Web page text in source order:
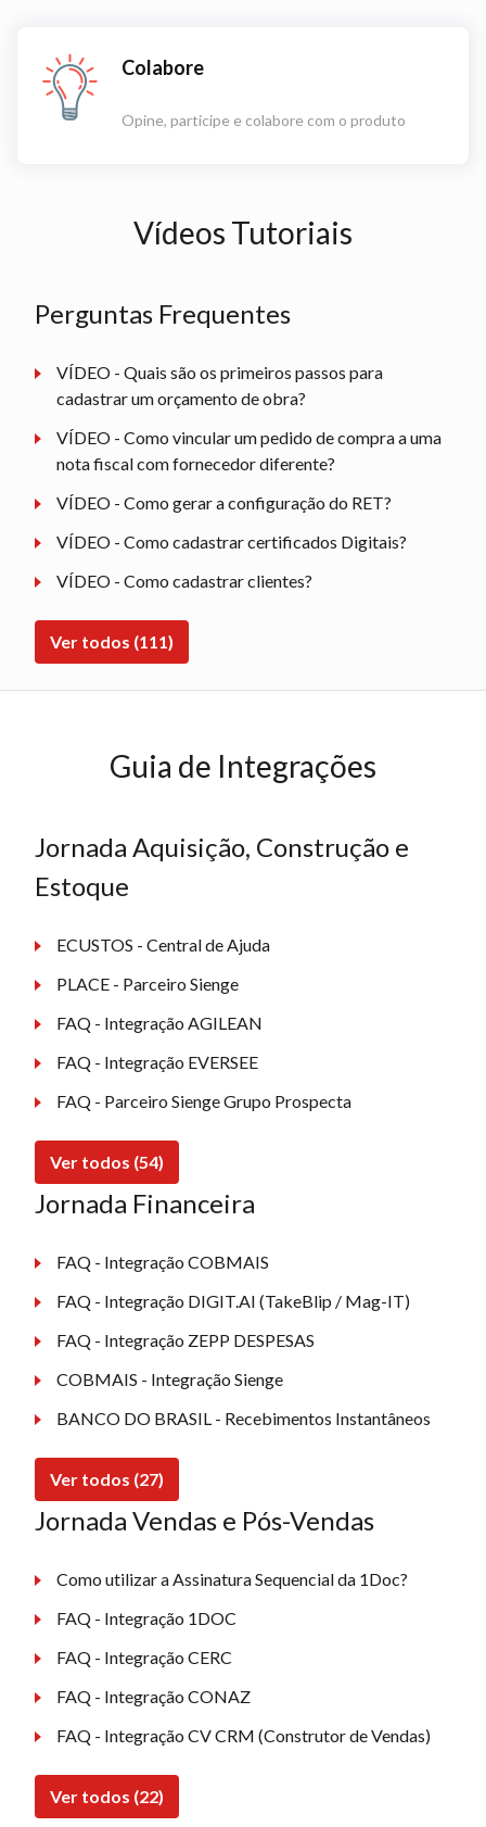
Colabore
Opine, participe e colabore com o produto
Vídeos Tutoriais
Perguntas Frequentes
VÍDEO - Quais são os primeiros passos para
cadastrar um orçamento de obra?
VÍDEO - Como vincular um pedido de compra a uma
nota fiscal com fornecedor diferente?
VÍDEO - Como gerar a configuração do RET?
VÍDEO - Como cadastrar certificados Digitais?
VÍDEO - Como cadastrar clientes?
Ver todos (111)
Guia de Integrações
Jornada Aquisição, Construção e
Estoque
ECUSTOS - Central de Ajuda
PLACE - Parceiro Sienge
FAQ - Integração AGILEAN
FAQ - Integração EVERSEE
FAQ - Parceiro Sienge Grupo Prospecta
Ver todos (54)
Jornada Financeira
FAQ - Integração COBMAIS
FAQ - Integração DIGIT.AI (TakeBlip / Mag-IT)
FAQ - Integração ZEPP DESPESAS
COBMAIS - Integração Sienge
BANCO DO BRASIL - Recebimentos Instantâneos
Ver todos (27)
Jornada Vendas e Pós-Vendas
Como utilizar a Assinatura Sequencial da 1Doc?
FAQ - Integração 1DOC
FAQ - Integração CERC
FAQ - Integração CONAZ
FAQ - Integração CV CRM (Construtor de Vendas)
Ver todos (22)